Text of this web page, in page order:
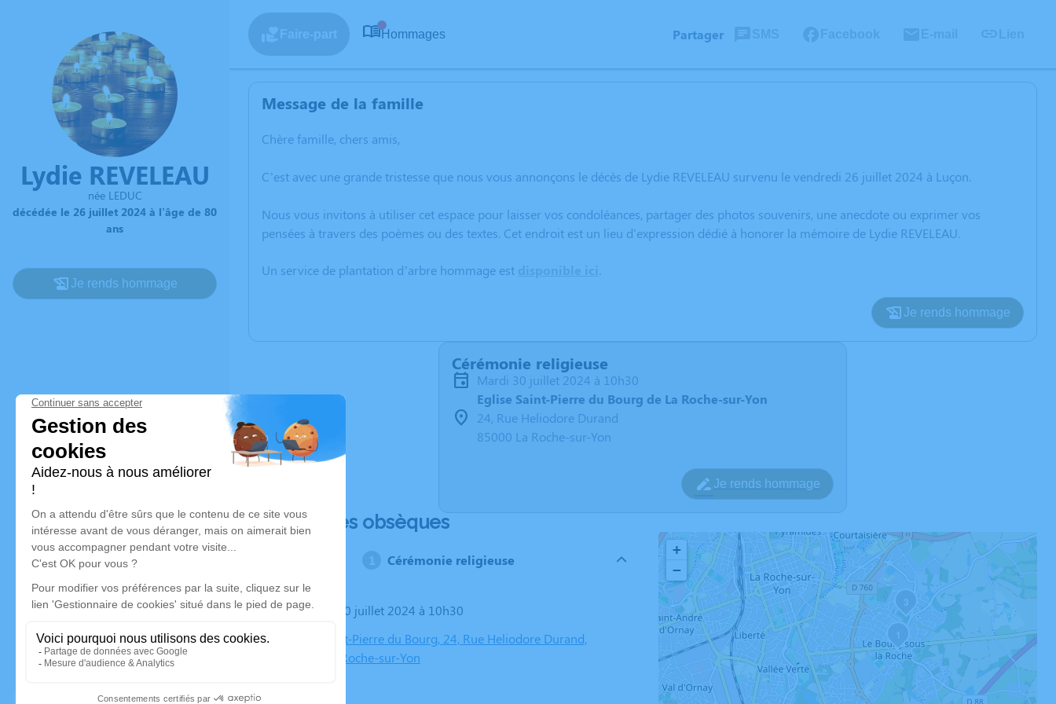
Lydie REVELEAU
née LEDUC
décédée le 26 juillet 2024 à l'âge de 80
ans
Je rends hommage
Hommages Partager
Message de la famille
Chère famille, chers amis,
C’est avec une grande tristesse que nous vous annonçons le décès de Lydie REVELEAU survenu le vendredi 26 juillet 2024 à Luçon.
Nous vous invitons à utiliser cet espace pour laisser vos condoléances, partager des photos souvenirs, une anecdote ou exprimer vos
pensées à travers des poèmes ou des textes. Cet endroit est un lieu d'expression dédié à honorer la mémoire de Lydie REVELEAU.
Un service de plantation d’arbre hommage est .
Je rends hommage
Cérémonie religieuse
mardi 30 juillet 2024 à 10h30
Eglise Saint-Pierre du Bourg de La Roche-sur-Yon
24, Rue Heliodore Durand
85000 La Roche-sur-Yon
Je rends hommage
Déroulé des obsèques
Cérémonie religieuse
Le mardi 30 juillet 2024 à 10h30
Eglise Saint-Pierre du Bourg, 24, Rue Heliodore Durand,
85000 La Roche-sur-Yon
+
−